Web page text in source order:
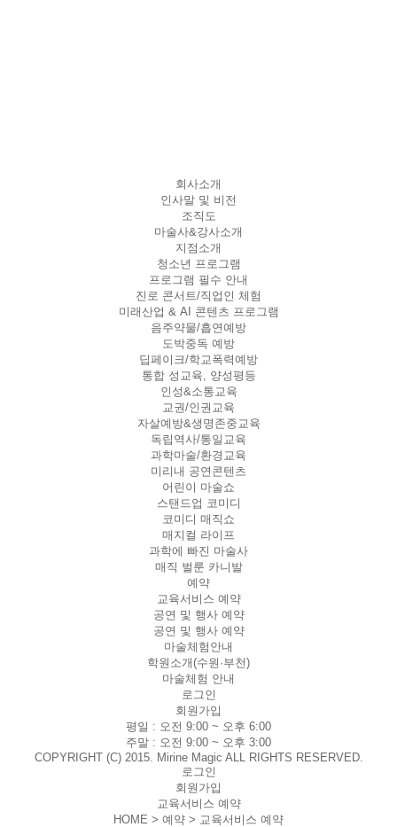
회사소개
인사말 및 비전
조직도
마술사&강사소개
지점소개
청소년 프로그램
프로그램 필수 안내
진로 콘서트/직업인 체험
미래산업 & AI 콘텐츠 프로그램
음주약물/흡연예방
도박중독 예방
딥페이크/학교폭력예방
통합 성교육, 양성평등
인성&소통교육
교권/인권교육
자살예방&생명존중교육
독립역사/통일교육
과학마술/환경교육
미리내 공연콘텐츠
어린이 마술쇼
스탠드업 코미디
코미디 매직쇼
매지컬 라이프
과학에 빠진 마술사
매직 벌룬 카니발
예약
교육서비스 예약
공연 및 행사 예약
공연 및 행사 예약
마술체험안내
학원소개(수원·부천)
마술체험 안내
로그인
회원가입
평일 : 오전 9:00 ~ 오후 6:00
주말 : 오전 9:00 ~ 오후 3:00
COPYRIGHT (C) 2015. Mirine Magic ALL RIGHTS RESERVED.
로그인
회원가입
교육서비스 예약
HOME > 예약 > 교육서비스 예약